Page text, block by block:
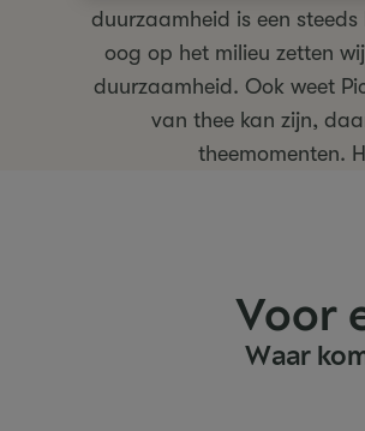
duurzaamheid is een
oog op het milieu zetten
duurzaamheid. Ook weet
van thee kan zijn,
theemomenten.
Voor
Waar